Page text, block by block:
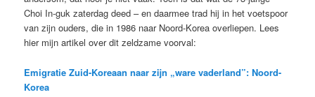
Choi In-guk zaterdag deed – en daarmee trad hij in het voetspoor
van zijn ouders, die in 1986 naar Noord-Korea overliepen. Lees
hier mijn artikel over dit zeldzame voorval:
Emigratie Zuid-Koreaan naar zijn „ware vaderland”: Noord-
Korea